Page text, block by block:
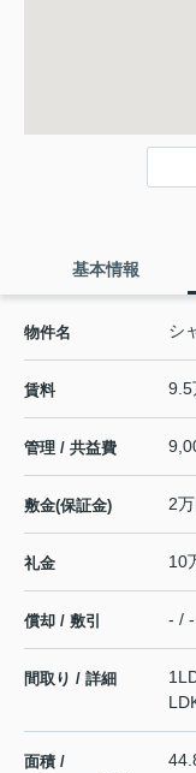
基本情報
物件名 シ
賃料 9.5
管理 / 共益費
敷金(保証金) 2
礼金 10
償却 / 敷引 - / -
間取り / 詳細
面積 /